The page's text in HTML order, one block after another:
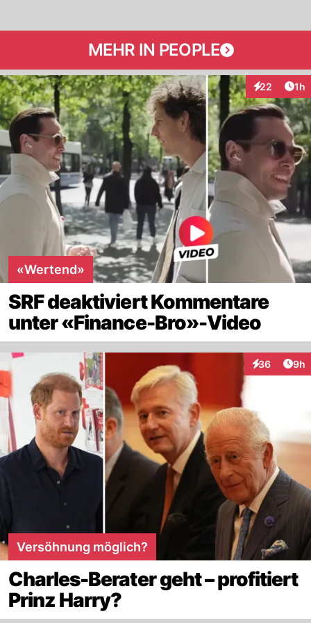
MEHR IN PEOPLE
22
Interaktionen
1h
«Wertend»
SRF deaktiviert Kommentare
unter «Finance-Bro»-Video
36
Interaktionen
9h
Versöhnung möglich?
Charles-Berater geht – profitiert
Prinz Harry?